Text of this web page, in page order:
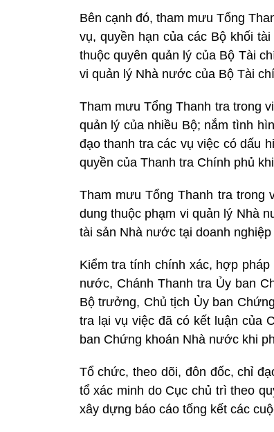
Bên cạnh đó, tham mưu Tổng
vụ, quyền hạn của các Bộ khối
thuộc quyên quản lý của Bộ Tài
vi quản lý Nhà nước của Bộ Tài
Tham mưu Tổng Thanh tra trong
quản lý của nhiều Bộ; nắm tình
đạo thanh tra các vụ việc có dấu
quyền của Thanh tra Chính phủ
Tham mưu Tổng Thanh tra trong
dung thuộc phạm vi quản lý Nhà
tài sản Nhà nước tại doanh
Kiểm tra tính chính xác, hợp
nước, Chánh Thanh tra Ủy ban
Bộ trưởng, Chủ tịch Ủy ban
tra lại vụ việc đã có kết luận của
ban Chứng khoán Nhà nước khi
Tổ chức, theo dõi, đôn đốc, chỉ
tổ xác minh do Cục chủ trì theo
xây dựng báo cáo tống kết các